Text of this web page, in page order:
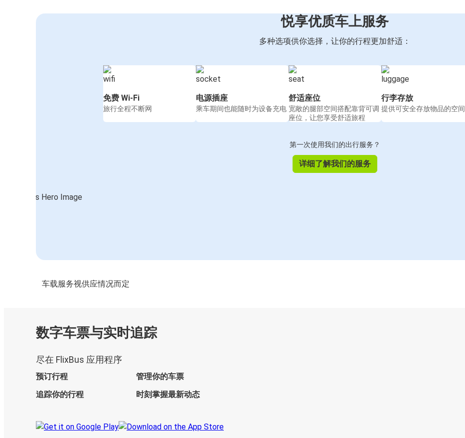
悦享优质车上服务
多种选项供你选择，让你的行程更加舒适：
免费 Wi-Fi
旅行全程不断网
电源插座
乘车期间也能随时为设备充电
舒适座位
宽敞的腿部空间搭配靠背可调
座位，让您享受舒适旅程
行李存放
提供可安全存放物品的空间
第一次使用我们的出行服务？
详细了解我们的服务
车载服务视供应情况而定
数字车票与实时追踪
尽在 FlixBus 应用程序
预订行程
管理你的车票
追踪你的行程
时刻掌握最新动态